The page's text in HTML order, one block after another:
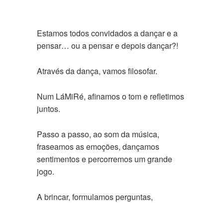
Estamos todos convidados a dançar e a
pensar… ou a pensar e depois dançar?!
Através da dança, vamos filosofar.
Num LáMiRé, afinamos o tom e refletimos
juntos.
Passo a passo, ao som da música,
fraseamos as emoções, dançamos
sentimentos e percorremos um grande
jogo.
A brincar, formulamos perguntas,